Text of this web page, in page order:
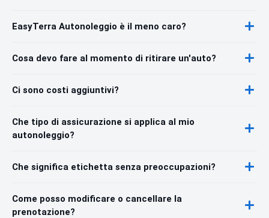
EasyTerra Autonoleggio è il meno caro?
Cosa devo fare al momento di ritirare un'auto?
Ci sono costi aggiuntivi?
Che tipo di assicurazione si applica al mio
autonoleggio?
Che significa etichetta senza preoccupazioni?
Come posso modificare o cancellare la
prenotazione?